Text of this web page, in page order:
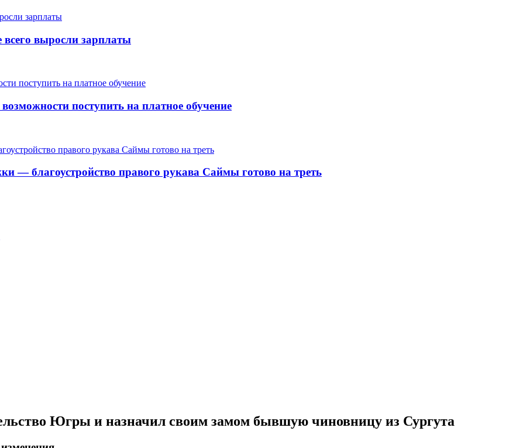
выросли зарплаты
поступить на платное обучение
— благоустройство правого рукава Саймы готово на треть
Югры и назначил своим замом бывшую чиновницу из Сургута